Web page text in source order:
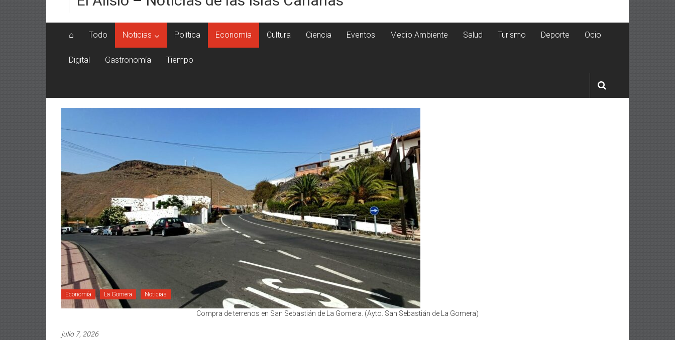
⌂ Todo Noticias Política Economía Cultura Ciencia Eventos Medio Ambiente Salud Turismo Deporte Ocio
Digital Gastronomía Tiempo
Economía La Gomera Noticias
Compra de terrenos en San Sebastián de La Gomera. (Ayto. San Sebastián de La Gomera)
julio 7, 2026